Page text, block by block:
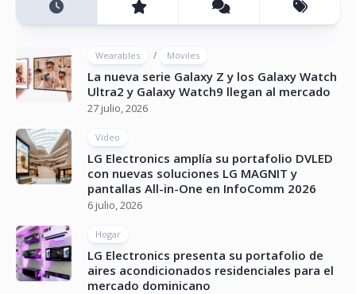
Wearables / Móviles
La nueva serie Galaxy Z y los Galaxy Watch
Ultra2 y Galaxy Watch9 llegan al mercado
27 julio, 2026
Vídeo
LG Electronics amplía su portafolio DVLED
con nuevas soluciones LG MAGNIT y
pantallas All-in-One en InfoComm 2026
6 julio, 2026
Hogar
LG Electronics presenta su portafolio de
aires acondicionados residenciales para el
mercado dominicano